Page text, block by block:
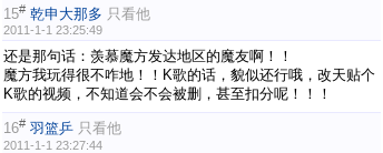
15# 乾申大那多 只看他
2011-1-1 23:25:49
还是那句话：羡慕魔方发达地区的魔友啊！！
魔方我玩得很不咋地！！K歌的话，貌似还行哦，改天贴个
K歌的视频，不知道会不会被删，甚至扣分呢！！！
16# 羽篮乒 只看他
2011-1-1 23:27:44